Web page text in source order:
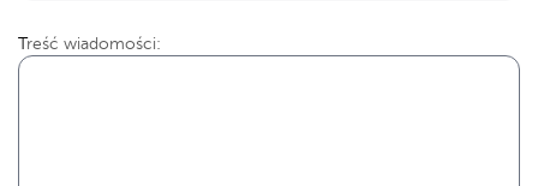
Treść wiadomości: